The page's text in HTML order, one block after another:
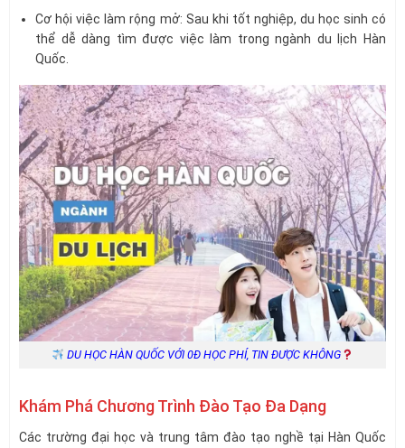
Cơ hội việc làm rộng mở: Sau khi tốt nghiệp, du học sinh có
thể dễ dàng tìm được việc làm trong ngành du lịch Hàn
Quốc.
DU HỌC HÀN QUỐC VỚI 0Đ HỌC PHÍ, TIN ĐƯỢC KHÔNG
Khám Phá Chương Trình Đào Tạo Đa Dạng
Các trường đại học và trung tâm đào tạo nghề tại Hàn Quốc